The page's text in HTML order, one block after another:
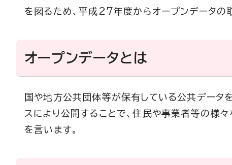
を図るため、平成27年度からオープンデータの
オープンデータとは
国や地方公共団体等が保有している公共データ
スにより公開することで、住民や事業者等の様
を言います。